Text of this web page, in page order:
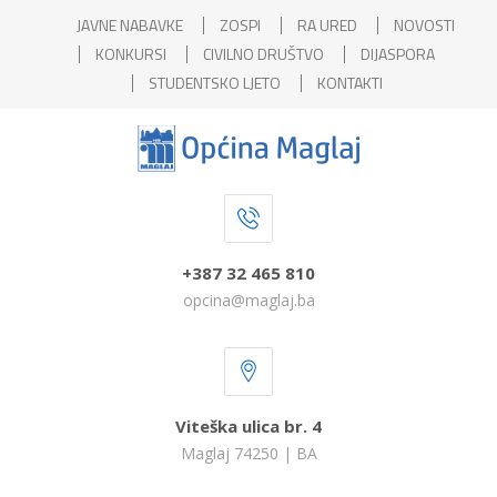
JAVNE NABAVKE ZOSPI RA URED
NOVOSTI
KONKURSI
CIVILNO DRUŠTVO
DIJASPORA
STUDENTSKO LJETO
KONTAKTI
+387 32 465 810
opcina@maglaj.ba
Viteška ulica br. 4
Maglaj 74250 | BA